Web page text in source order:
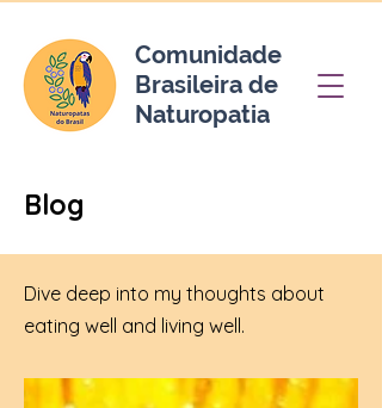
Comunidade
Brasileira de
Naturopatia
Blog
Dive deep into my thoughts about
eating well and living well.